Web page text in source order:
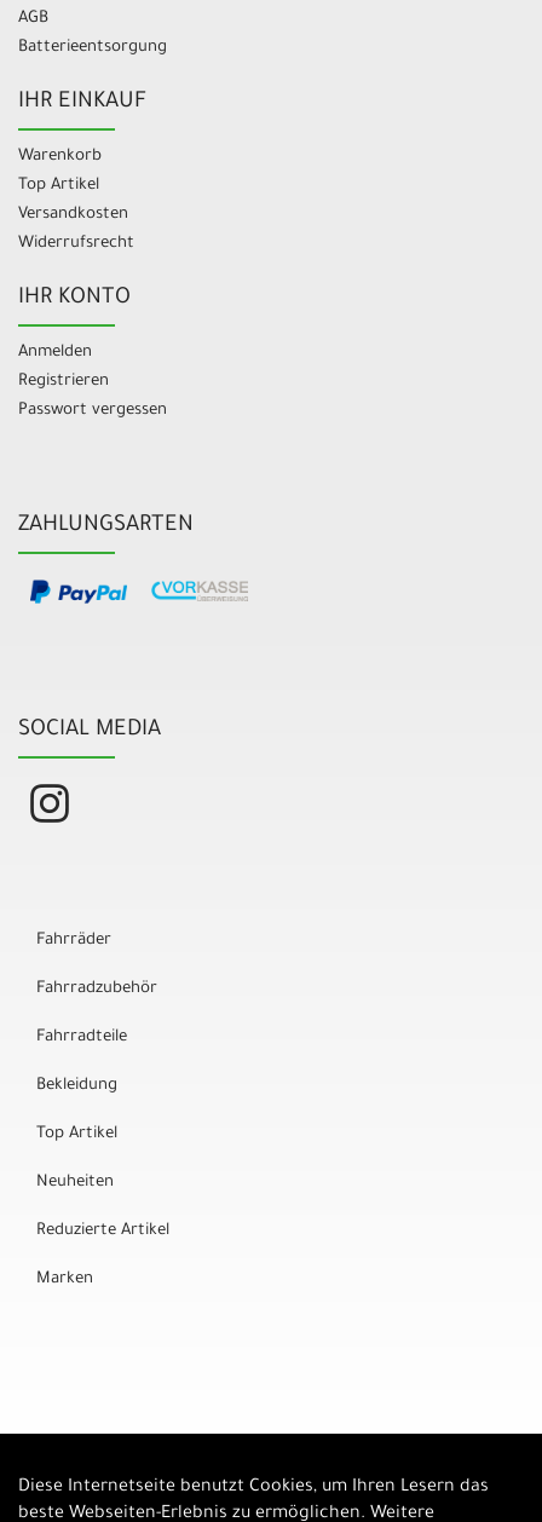
AGB
Batterieentsorgung
IHR EINKAUF
Warenkorb
Top Artikel
Versandkosten
Widerrufsrecht
IHR KONTO
Anmelden
Registrieren
Passwort vergessen
ZAHLUNGSARTEN
SOCIAL MEDIA
Fahrräder
Fahrradzubehör
Fahrradteile
Bekleidung
Top Artikel
Neuheiten
Reduzierte Artikel
Marken
Diese Internetseite benutzt Cookies, um Ihren Lesern das
beste Webseiten-Erlebnis zu ermöglichen. Weitere
Auftrag widerrufen